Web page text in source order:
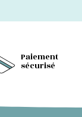
Paiement
sécurisé